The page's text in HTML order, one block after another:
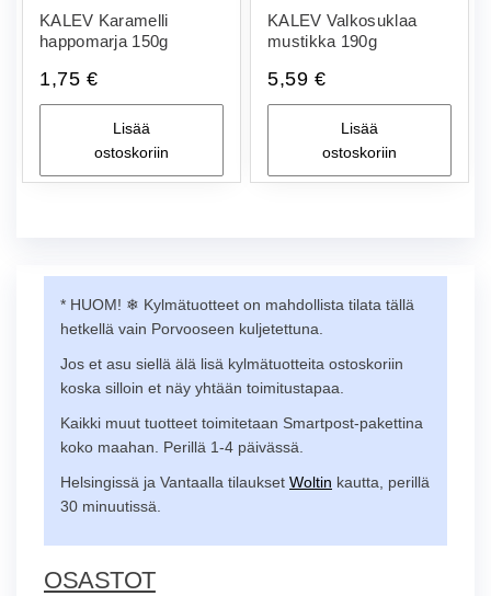
KALEV Karamelli
happomarja 150g
1,75 €
Lisää
ostoskoriin
KALEV Valkosuklaa
mustikka 190g
5,59 €
Lisää
ostoskoriin
* HUOM! ❄︎ Kylmätuotteet on mahdollista tilata tällä
hetkellä vain Porvooseen kuljetettuna.
Jos et asu siellä älä lisä kylmätuotteita ostoskoriin
koska silloin et näy yhtään toimitustapaa.
Kaikki muut tuotteet toimitetaan Smartpost-pakettina
koko maahan. Perillä 1-4 päivässä.
Helsingissä ja Vantaalla tilaukset Woltin kautta, perillä
30 minuutissä.
OSASTOT